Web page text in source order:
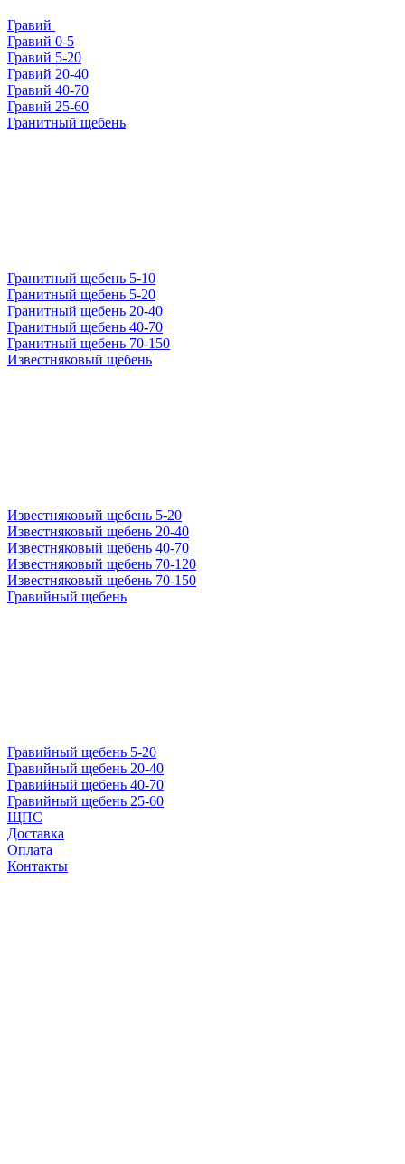
Гравий
Гравий 0-5
Гравий 5-20
Гравий 20-40
Гравий 40-70
Гравий 25-60
Гранитный щебень
Гранитный щебень 5-10
Гранитный щебень 5-20
Гранитный щебень 20-40
Гранитный щебень 40-70
Гранитный щебень 70-150
Известняковый щебень
Известняковый щебень 5-20
Известняковый щебень 20-40
Известняковый щебень 40-70
Известняковый щебень 70-120
Известняковый щебень 70-150
Гравийный щебень
Гравийный щебень 5-20
Гравийный щебень 20-40
Гравийный щебень 40-70
Гравийный щебень 25-60
ЩПС
Доставка
Оплата
Контакты